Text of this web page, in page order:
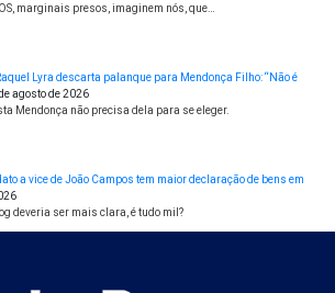
marginais presos, imaginem nós, que…
Lyra descarta palanque para Mendonça Filho: “Não é
agosto de 2026
Mendonça não precisa dela para se eleger.
a vice de João Campos tem maior declaração de bens em
deveria ser mais clara, é tudo mil?